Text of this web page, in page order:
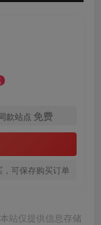
款站点 免费
可保存购买订单
站仅提供信息存储